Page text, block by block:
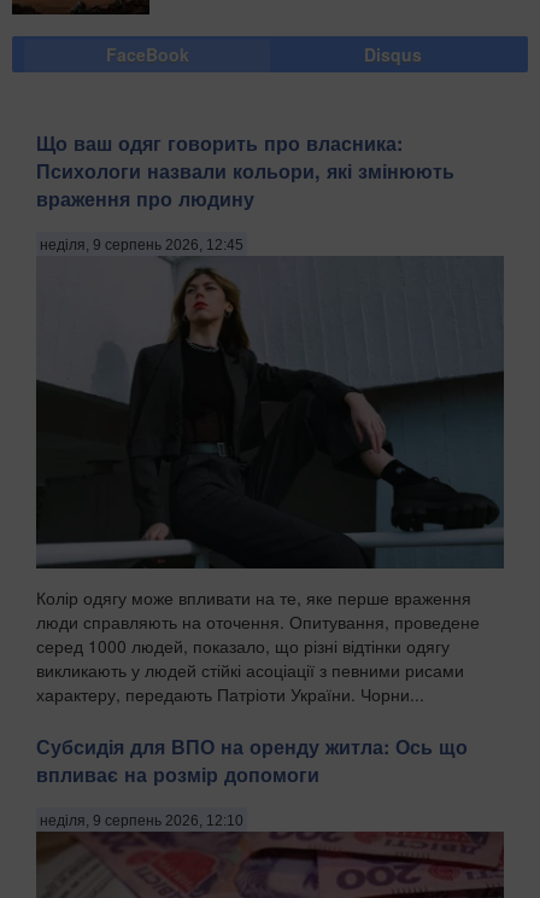
FaceBook Disqus
Що ваш одяг говорить про власника:
Психологи назвали кольори, які змінюють
враження про людину
неділя, 9 серпень 2026, 12:45
Колір одягу може впливати на те, яке перше враження
люди справляють на оточення. Опитування, проведене
серед 1000 людей, показало, що різні відтінки одягу
викликають у людей стійкі асоціації з певними рисами
характеру, передають Патріоти України. Чорни...
Субсидія для ВПО на оренду житла: Ось що
впливає на розмір допомоги
неділя, 9 серпень 2026, 12:10